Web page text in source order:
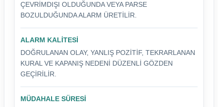
ÇEVRIMDIŞI OLDUĞUNDA VEYA PARSE
BOZULDUĞUNDA ALARM ÜRETILIR.
ALARM KALITESI
DOĞRULANAN OLAY, YANLIŞ POZITIF, TEKRARLANAN
KURAL VE KAPANIŞ NEDENI DÜZENLI GÖZDEN
GEÇIRILIR.
MÜDAHALE SÜRESI